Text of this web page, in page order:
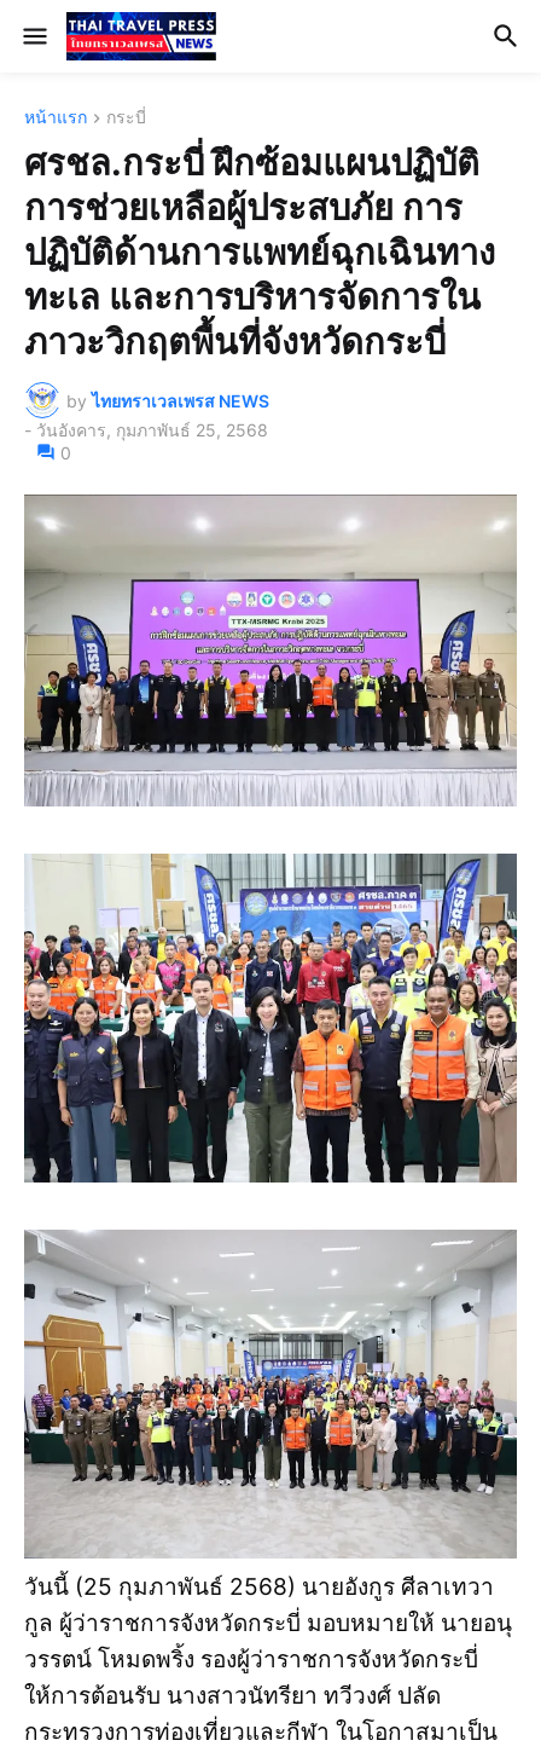
หน้าแรก กระบี่
ศรชล.กระบี่ ฝึกซ้อมแผนปฏิบัติ
การช่วยเหลือผู้ประสบภัย การ
ปฏิบัติด้านการแพทย์ฉุกเฉินทาง
ทะเล และการบริหารจัดการใน
ภาวะวิกฤตพื้นที่จังหวัดกระบี่
by ไทยทราเวลเพรส NEWS
- วันอังคาร, กุมภาพันธ์ 25, 2568
0
วันนี้ (25 กุมภาพันธ์ 2568) นายอังกูร ศีลาเทวา
กูล ผู้ว่าราชการจังหวัดกระบี่ มอบหมายให้ นายอนุ
วรรตน์ โหมดพริ้ง รองผู้ว่าราชการจังหวัดกระบี่
ให้การต้อนรับ นางสาวนัทรียา ทวีวงศ์ ปลัด
กระทรวงการท่องเที่ยวและกีฬา ในโอกาสมาเป็น